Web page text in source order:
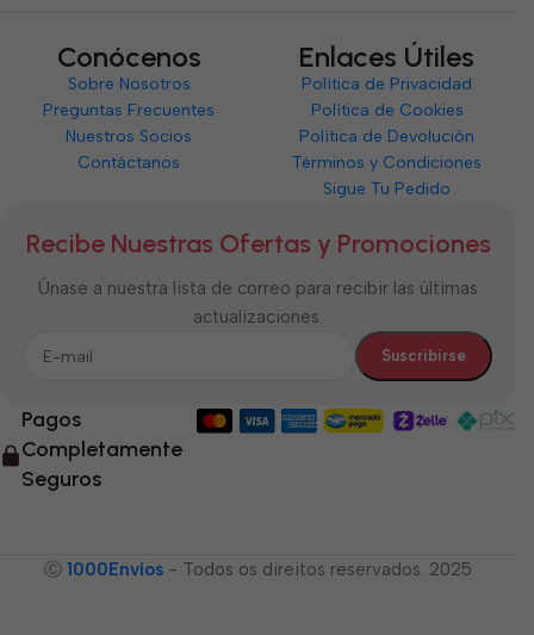
Conócenos
Sobre Nosotros
Preguntas Frecuentes
Nuestros Socios
Contáctanos
Enlaces Útiles
Política de Privacidad
Política de Cookies
Política de Devolución
Términos y Condiciones
Sigue Tu Pedido
Recibe Nuestras Ofertas y Promociones
Únase a nuestra lista de correo para recibir las últimas
actualizaciones.
Pagos
Completamente
Seguros
Ⓒ 1000Envíos - Todos os direitos reservados. 2025